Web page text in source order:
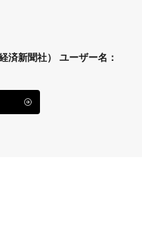
済新聞社）
ユーザー名：